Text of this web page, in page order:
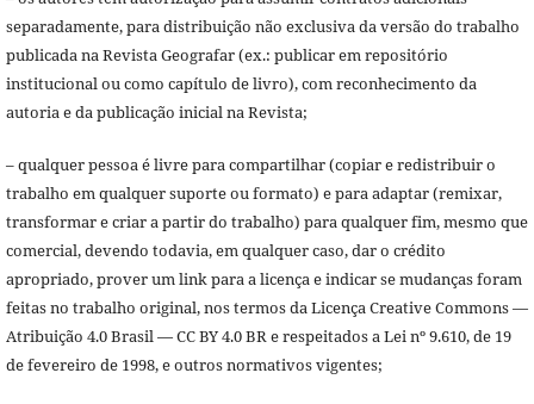
separadamente, para distribuição não exclusiva da versão do trabalho
publicada na Revista Geografar (ex.: publicar em repositório
institucional ou como capítulo de livro), com reconhecimento da
autoria e da publicação inicial na Revista;
– qualquer pessoa é livre para compartilhar (copiar e redistribuir o
trabalho em qualquer suporte ou formato) e para adaptar (remixar,
transformar e criar a partir do trabalho) para qualquer fim, mesmo que
comercial, devendo todavia, em qualquer caso, dar o crédito
apropriado, prover um link para a licença e indicar se mudanças foram
feitas no trabalho original, nos termos da Licença Creative Commons —
Atribuição 4.0 Brasil — CC BY 4.0 BR e respeitados a Lei nº 9.610, de 19
de fevereiro de 1998, e outros normativos vigentes;